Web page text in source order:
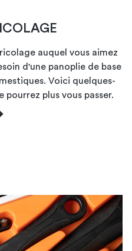
auquel vous aimez
d'une panoplie de base
Voici quelques-
pourrez plus vous passer.